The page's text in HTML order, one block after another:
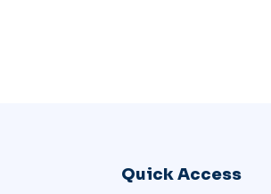
Quick Access